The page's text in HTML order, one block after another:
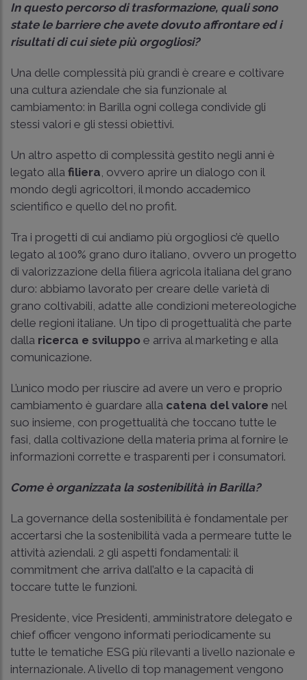
In questo percorso di trasformazione, quali sono
state le barriere che avete dovuto affrontare ed i
risultati di cui siete più orgogliosi?
Una delle complessità più grandi è creare e coltivare
una cultura aziendale che sia funzionale al
cambiamento: in Barilla ogni collega condivide gli
stessi valori e gli stessi obiettivi.
Un altro aspetto di complessità gestito negli anni è
legato alla filiera, ovvero aprire un dialogo con il
mondo degli agricoltori, il mondo accademico
scientifico e quello del no profit.
Tra i progetti di cui andiamo più orgogliosi c’è quello
legato al 100% grano duro italiano, ovvero un progetto
di valorizzazione della filiera agricola italiana del grano
duro: abbiamo lavorato per creare delle varietà di
grano coltivabili, adatte alle condizioni metereologiche
delle regioni italiane. Un tipo di progettualità che parte
dalla ricerca e sviluppo e arriva al marketing e alla
comunicazione.
L’unico modo per riuscire ad avere un vero e proprio
cambiamento è guardare alla catena del valore nel
suo insieme, con progettualità che toccano tutte le
fasi, dalla coltivazione della materia prima al fornire le
informazioni corrette e trasparenti per i consumatori.
Come è organizzata la sostenibilità in Barilla?
La governance della sostenibilità è fondamentale per
accertarsi che la sostenibilità vada a permeare tutte le
attività aziendali. 2 gli aspetti fondamentali: il
commitment che arriva dall’alto e la capacità di
toccare tutte le funzioni.
Presidente, vice Presidenti, amministratore delegato e
chief officer vengono informati periodicamente su
tutte le tematiche ESG più rilevanti a livello nazionale e
internazionale. A livello di top management vengono